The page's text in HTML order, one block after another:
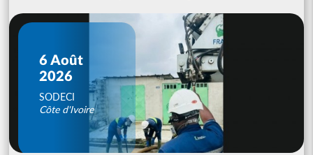
6 Août
2026
SODECI
Côte d'Ivoire